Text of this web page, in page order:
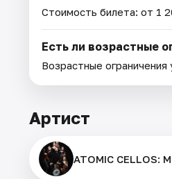
Стоимость билета: от 1
Есть ли возрастные
Возрастные ограничения
Артист
ATOMIC